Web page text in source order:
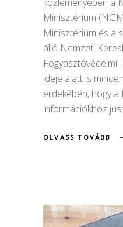
közleményében a
Minisztérium
Minisztérium és a
álló Nemzeti
Fogyasztóvédelmi
ideje alatt is
érdekében, hogy
információkhoz
OLVASS TOVÁBB